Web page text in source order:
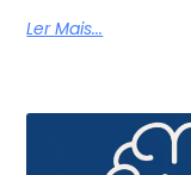
Ler Mais...